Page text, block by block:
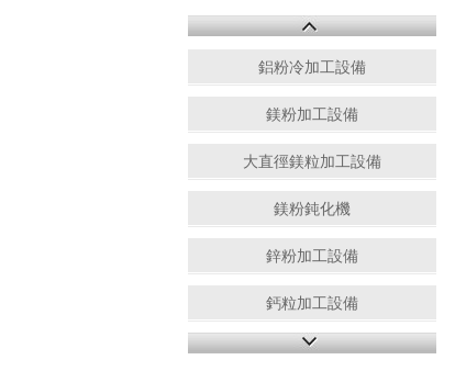
鋁粉冷加工設備
鎂粉加工設備
大直徑鎂粒加工設備
鎂粉鈍化機
鋅粉加工設備
鈣粒加工設備
銅粉加工設備